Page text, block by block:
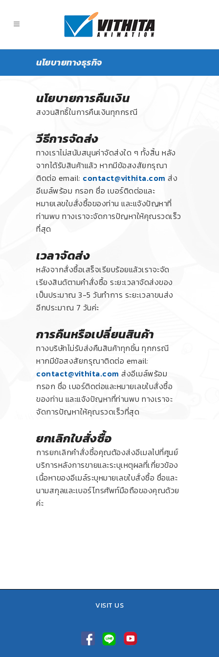
นโยบายทางธุรกิจ
นโยบายการคืนเงิน
สงวนสิทธิ์ในการคืนเงินทุกกรณี
วีธีการจัดส่ง
ทางเราไม่สนับสนุนค่าจัดส่งใด ๆ ทั้งสิ้น หลัง
จากได้รับสินค้าแล้ว หากมีข้อสงสัยกรุณา
ติดต่อ email: contact@vithita.com ส่ง
อีเมล์พร้อม กรอก ชื่อ เบอร์ติดต่อและ
หมายเลขใบสั่งซื้อของท่าน และแจ้งปัญหาที่
ท่านพบ ทางเราจะจัดการปัญหาให้คุณรวดเร็ว
ที่สุด
เวลาจัดส่ง
หลังจากสั่งซื้อเสร็จเรียบร้อยแล้วเราจะจัด
เรียงสินด้ตามคำสั่งซื้อ ระยะเวลาจัดส่งของ
เป็นประมาณ 3-5 วันทำการ ระยะเวลาขนส่ง
อีกประมาณ 7 วันค่ะ
การคืนหรือเปลี่ยนสินค้า
ทางบริษัทไม่รับส่งคืนสินค้าทุกชิ้น ทุกกรณี
หากมีข้อสงสัยกรุณาติดต่อ email:
contact@vithita.com ส่งอีเมล์พร้อม
กรอก ชื่อ เบอร์ติดต่อและหมายเลขใบสั่งซื้อ
ของท่าน และแจ้งปัญหาที่ท่านพบ ทางเราจะ
จัดการปัญหาให้คุณรวดเร็วที่สุด
ยกเลิกใบสั่งซื้อ
การยกเลิกคำสั่งซื้อคุณต้องส่งอีเมลไปที่ศูนย์
บริการหลังการขายและระบุเหตุผลที่เกี่ยวข้อง
เนื้อหาของอีเมล์ระบุหมายเลขใบสั่งซื้อ ชื่อและ
นามสกุลและเบอร์โทรศัพท์มือถือของคุณด้วย
ค่ะ
VISIT US